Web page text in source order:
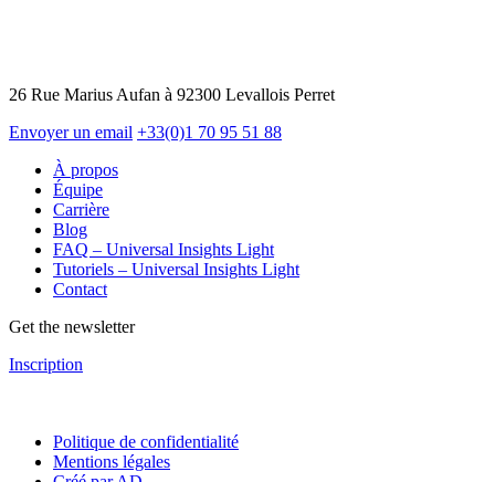
26 Rue Marius Aufan à 92300 Levallois Perret
Envoyer un email +33(0)1 70 95 51 88
À propos
Équipe
Carrière
Blog
FAQ – Universal Insights Light
Tutoriels – Universal Insights Light
Contact
Get the newsletter
Inscription
Politique de confidentialité
Mentions légales